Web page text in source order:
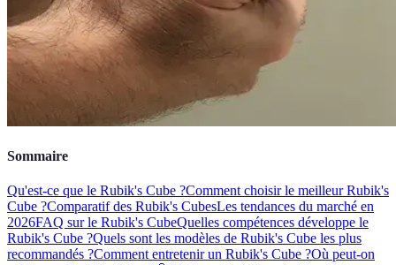
Sommaire
Qu'est-ce que le Rubik's Cube ?Comment choisir le meilleur Rubik's
Cube ?Comparatif des Rubik's CubesLes tendances du marché en
2026FAQ sur le Rubik's CubeQuelles compétences développe le
Rubik's Cube ?Quels sont les modèles de Rubik's Cube les plus
recommandés ?Comment entretenir un Rubik's Cube ?Où peut-on